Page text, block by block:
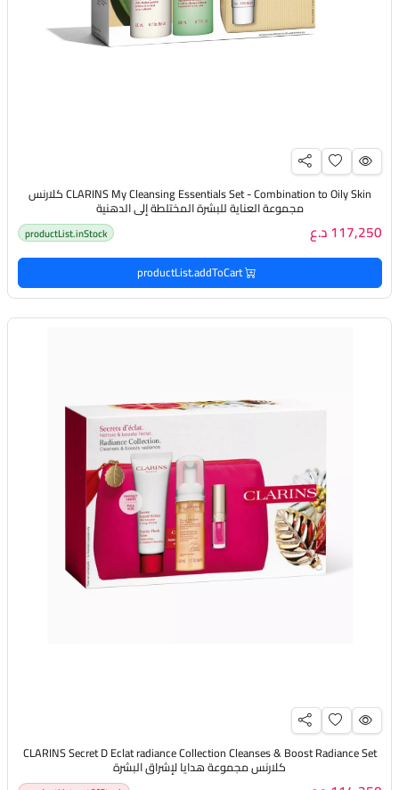
CLARINS My Cleansing Essentials Set - Combination to Oily Skin كلارنس
مجموعة العناية للبشرة المختلطة إلى الدهنية
117,250 د.ع productList.inStock
productList.addToCart
CLARINS Secret D Eclat radiance Collection Cleanses & Boost Radiance Set
كلارنس مجموعة هدايا لإشراق البشرة